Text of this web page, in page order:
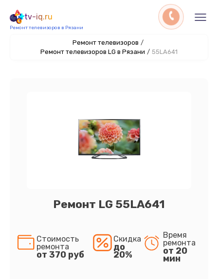
tv-iq.ru
Ремонт телевизоров в Рязани
Ремонт телевизоров /
Ремонт телевизоров LG в Рязани / 55LA641
Ремонт LG 55LA641
Стоимость
ремонта
от 370 руб
Скидка
до
20%
Время
ремонта
от 20
мин